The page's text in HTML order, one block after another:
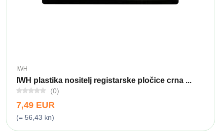
IWH
IWH plastika nositelj registarske pločice crna ...
(0)
7,49 EUR
(= 56,43 kn)